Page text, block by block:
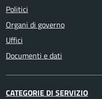
Politici
Organi di governo
Uffici
Documenti e dati
CATEGORIE DI SERVIZIO